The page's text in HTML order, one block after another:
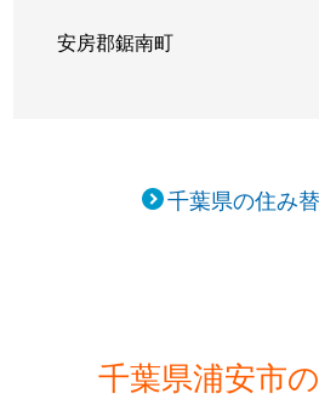
安房郡鋸南町
千葉県の住み
千葉県浦安市